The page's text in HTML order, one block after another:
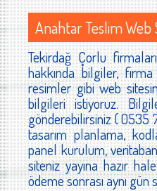
Anahtar Teslim Web
Tekirdağ Çorlu
hakkında bilgiler,
resimler gibi web
bilgileri istiyoruz.
gönderebilirsiniz ( 0535
tasarım planlama,
panel kurulum,
siteniz yayına hazır
ödeme sonrası aynı gün